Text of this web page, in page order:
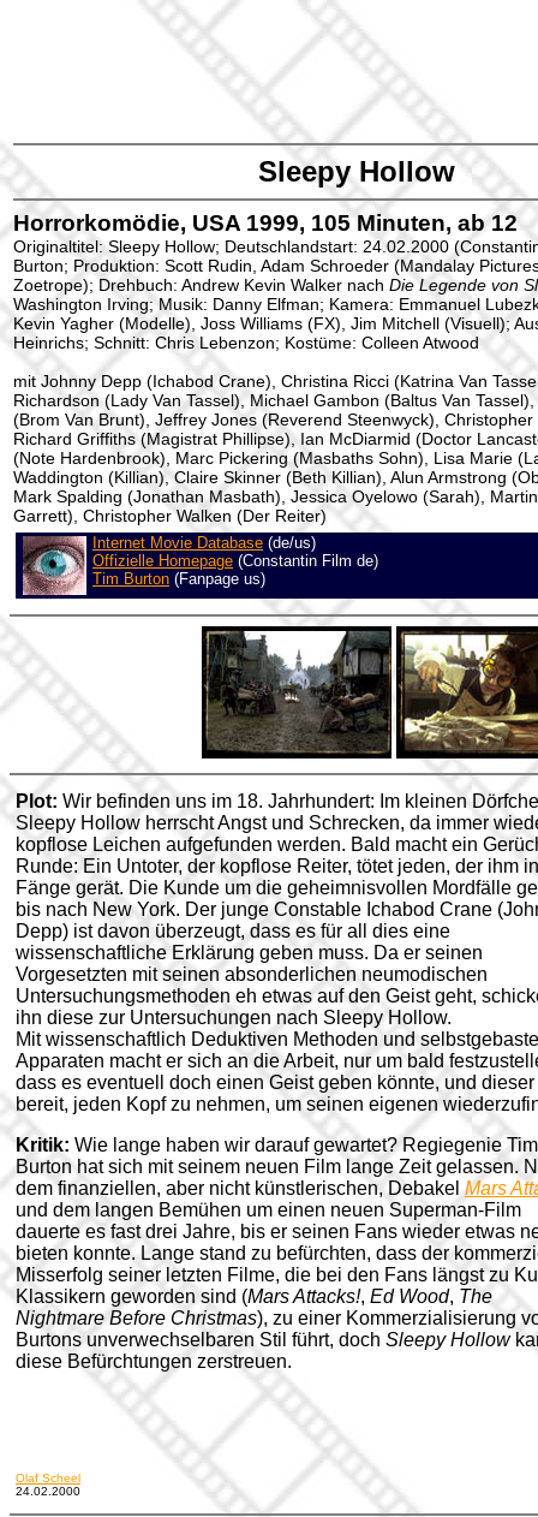
Sleepy Hollow
Horrorkomödie, USA 1999, 105 Minuten, ab 12
Originaltitel: Sleepy Hollow; Deutschlandstart: 24.02.2000
Burton; Produktion: Scott Rudin, Adam Schroeder (Mandalay
Zoetrope); Drehbuch: Andrew Kevin Walker nach Die Legende von
Washington Irving; Musik: Danny Elfman; Kamera: Emmanuel
Kevin Yagher (Modelle), Joss Williams (FX), Jim Mitchell (Visuell);
Heinrichs; Schnitt: Chris Lebenzon; Kostüme: Colleen Atwood
mit Johnny Depp (Ichabod Crane), Christina Ricci (Katrina Van
Richardson (Lady Van Tassel), Michael Gambon (Baltus Van
(Brom Van Brunt), Jeffrey Jones (Reverend Steenwyck),
Richard Griffiths (Magistrat Phillipse), Ian McDiarmid (Doctor
(Note Hardenbrook), Marc Pickering (Masbaths Sohn), Lisa Marie
Waddington (Killian), Claire Skinner (Beth Killian), Alun Armstrong
Mark Spalding (Jonathan Masbath), Jessica Oyelowo (Sarah),
Garrett), Christopher Walken (Der Reiter)
Internet Movie Database (de/us)
Offizielle Homepage (Constantin Film de)
Tim Burton (Fanpage us)
Plot: Wir befinden uns im 18. Jahrhundert: Im kleinen
Sleepy Hollow herrscht Angst und Schrecken, da immer
kopflose Leichen aufgefunden werden. Bald macht ein
Runde: Ein Untoter, der kopflose Reiter, tötet jeden, der ihm
Fänge gerät. Die Kunde um die geheimnisvollen Mordfälle
bis nach New York. Der junge Constable Ichabod Crane
Depp) ist davon überzeugt, dass es für all dies eine
wissenschaftliche Erklärung geben muss. Da er seinen
Vorgesetzten mit seinen absonderlichen neumodischen
Untersuchungsmethoden eh etwas auf den Geist geht,
ihn diese zur Untersuchungen nach Sleepy Hollow.
Mit wissenschaftlich Deduktiven Methoden und
Apparaten macht er sich an die Arbeit, nur um bald
dass es eventuell doch einen Geist geben könnte, und dieser
bereit, jeden Kopf zu nehmen, um seinen eigenen
Kritik: Wie lange haben wir darauf gewartet? Regiegenie Tim
Burton hat sich mit seinem neuen Film lange Zeit gelassen.
dem finanziellen, aber nicht künstlerischen, Debakel Mars
und dem langen Bemühen um einen neuen Superman-Film
dauerte es fast drei Jahre, bis er seinen Fans wieder etwas
bieten konnte. Lange stand zu befürchten, dass der
Misserfolg seiner letzten Filme, die bei den Fans längst zu
Klassikern geworden sind (Mars Attacks!, Ed Wood, The
Nightmare Before Christmas), zu einer Kommerzialisierung
Burtons unverwechselbaren Stil führt, doch Sleepy Hollow
diese Befürchtungen zerstreuen.
Olaf Scheel
24.02.2000